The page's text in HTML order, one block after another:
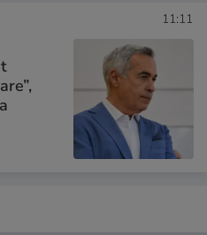
11:11